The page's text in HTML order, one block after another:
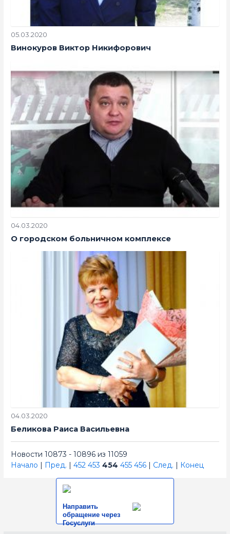
05.03.2020
Винокуров Виктор Никифорович
04.03.2020
О городском больничном комплексе
04.03.2020
Беликова Раиса Васильевна
Новости 10873 - 10896 из 11059
Начало | Пред. | 452 453 454 455 456 | След. | Конец
Направить
обращение через
Госуслуги